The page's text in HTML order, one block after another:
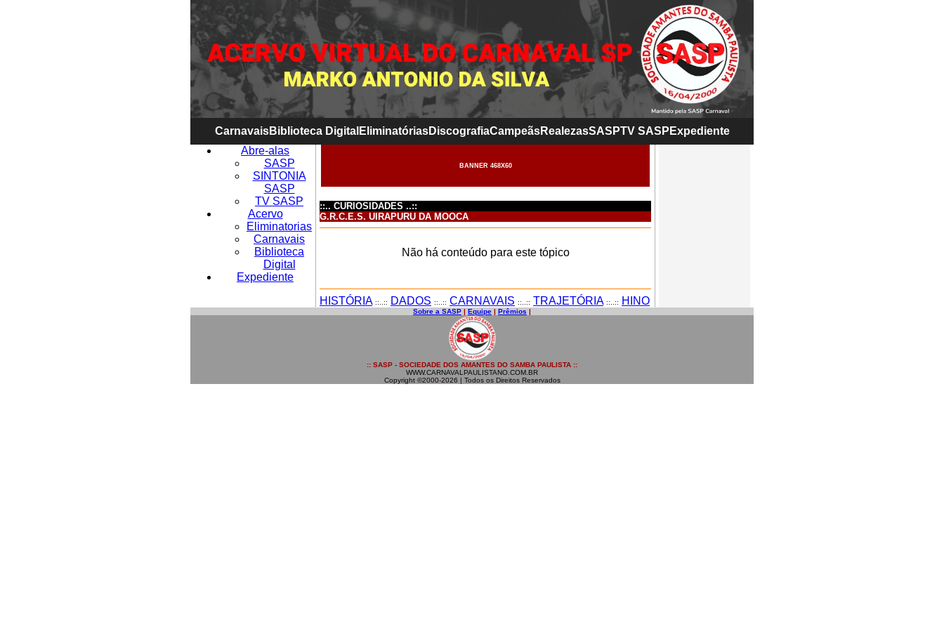
CarnavaisBiblioteca Digital EliminatóriasDiscografiaCampeãsRealezasSASPTV SASP Expediente
Abre-alas
SASP
SINTONIA
SASP
TV SASP
Acervo
Eliminatorias
Carnavais
Biblioteca
Digital
Expediente
BANNER 468X60
::.. CURIOSIDADES ..::
G.R.C.E.S. UIRAPURU DA MOOCA
Não há conteúdo para este tópico
HISTÓRIA ::..:: DADOS ::..:: CARNAVAIS ::..:: TRAJETÓRIA ::..:: HINO
Sobre a SASP | Equipe | Prêmios |
:: SASP - SOCIEDADE DOS AMANTES DO SAMBA PAULISTA ::
WWW.CARNAVALPAULISTANO.COM.BR
Copyright ©2000-2026 | Todos os Direitos Reservados